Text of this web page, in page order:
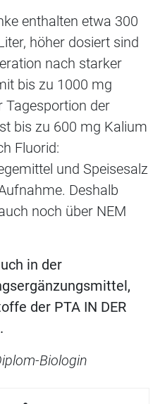
enthalten etwa 300
höher dosiert sind
nach starker
bis zu 1000 mg
Tagesportion der
bis zu 600 mg Kalium
Fluorid:
und Speisesalz
Deshalb
noch über NEM
in der
der PTA IN DER
Biologin